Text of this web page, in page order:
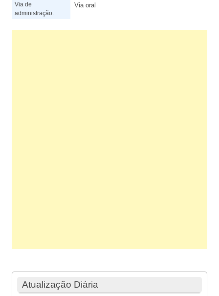
Via de
administração:
Via oral
Atualização Diária